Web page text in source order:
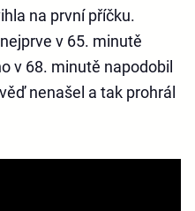
na první příčku.
v 65. minutě
v 68. minutě napodobil
nenašel a tak prohrál